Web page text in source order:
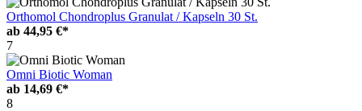
Orthomol Chondroplus Granulat / Kapseln 30 St.
ab 44,95 €*
7
Omni Biotic Woman
ab 14,69 €*
8